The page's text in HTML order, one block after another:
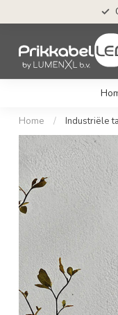
Home / Industriële